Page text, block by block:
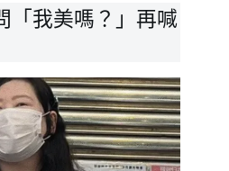
「我美嗎？」再喊